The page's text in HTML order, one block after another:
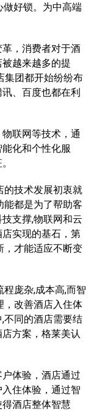
好锁。为中高端
，消费者对于酒
越来越多的提
集团都开始纷纷布
、百度也都在利
联网等技术，通
化和个性化服
技术发展初衷就
能都是为了帮助客
支撑,物联网和云
实现的基石，第
，才能适应不断变
庞杂,成本高,而智
，改善酒店入住体
不同的酒店需要结
方案，格莱美认
体验，酒店通过
住体验，通过智
酒店整体智慧